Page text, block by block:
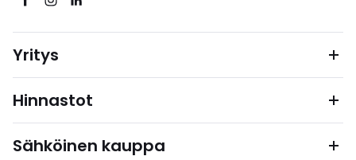
Yritys
Hinnastot
Sähköinen kauppa